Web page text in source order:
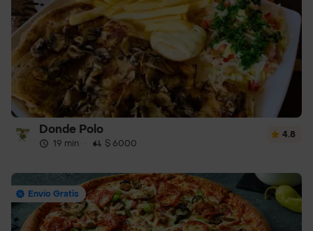
Donde Polo
19 min · $ 6000
4.8
Envío Gratis